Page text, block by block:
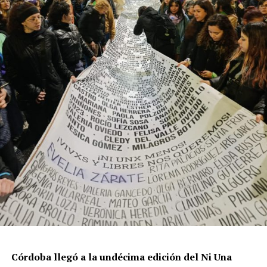
resisten otra avanzada sobre un territorio en disputa.
Por Francisco Pandolfi
Córdoba llegó a la undécima edición del Ni Una